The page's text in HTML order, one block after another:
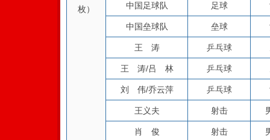
枚）
中国足球队 足球
中国垒球队 垒球
王 涛 乒乓球
王 涛/吕 林 乒乓球
刘 伟/乔云萍 乒乓球
王义夫 射击
肖 俊 射击